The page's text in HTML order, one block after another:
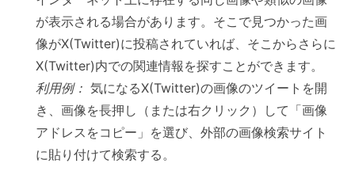
が表示される場合があります。そこで見つかった画
像がX(Twitter)に投稿されていれば、そこからさらに
X(Twitter)内での関連情報を探すことができます。
利用例： 気になるX(Twitter)の画像のツイートを開
き、画像を長押し（または右クリック）して「画像
アドレスをコピー」を選び、外部の画像検索サイト
に貼り付けて検索する。